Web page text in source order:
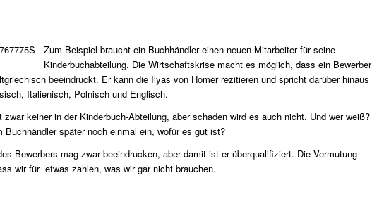
Zum Beispiel braucht ein Buchhändler einen neuen Mitarbeiter für seine
Kinderbuchabteilung. Die Wirtschaftskrise macht es möglich, dass ein Bewerber
beeindruckt. Er kann die Ilyas von Homer rezitieren und spricht darüber hinaus
Italienisch, Polnisch und Englisch.
zwar keiner in der Kinderbuch-Abteilung, aber schaden wird es auch nicht. Und wer weiß?
Buchhändler später noch einmal ein, wofür es gut ist?
Bewerbers mag zwar beeindrucken, aber damit ist er überqualifiziert. Die Vermutung
wir für etwas zahlen, was wir gar nicht brauchen.